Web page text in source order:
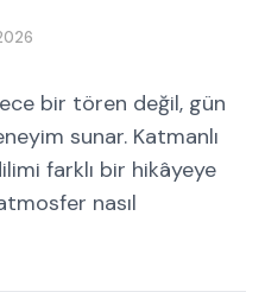
bir tören değil, gün
sunar. Katmanlı
farklı bir hikâyeye
nasıl